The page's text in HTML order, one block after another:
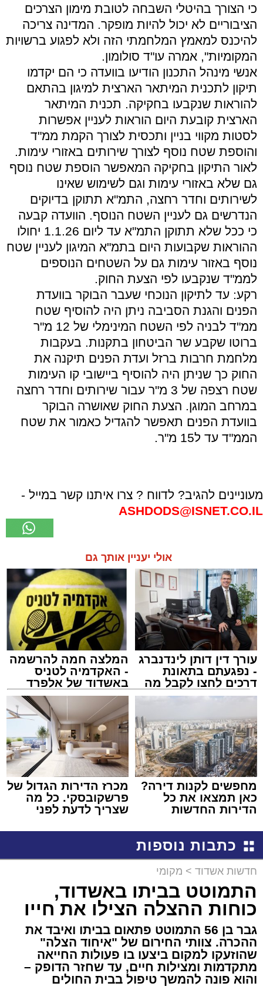
כי הצורך בהיטלי השבחה לטובת מימון הצרכים
הציבוריים לא יכול להיות מופקר. המדינה צריכה
להיכנס למאמץ המלחמתי הזה ולא לפגוע ברשויות
המקומיות", אמרה עו"ד סולומון.
אנשי מינהל התכנון הודיעו בוועדה כי הם יקדמו
תיקון לתכנית המיתאר הארצית למיגון בהתאם
להוראות שנקבעו בחקיקה. תכנית המיתאר
הארצית קובעת היום הוראות לעניין אפשרות
לסטות מקווי בניין ותכסית לצורך הקמת ממ"ד
והוספת שטח נוסף לצורך שירותים באזורי עימות.
לאור התיקון בחקיקה המאפשר הוספת שטח נוסף
גם שלא באזורי עימות וגם לשימוש שאינו
לשירותים וחדר רחצה, התמ"א תתוקן בדיוקים
הנדרשים גם לעניין השטח הנוסף. הוועדה קבעה
כי ככל שלא תתוקן התמ"א עד ליום 1.1.26 יחולו
ההוראות שקבועות היום בתמ"א המיגון לעניין שטח
נוסף באזור עימות גם על השטחים הנוספים
לממ"ד שנקבעו לפי הצעת החוק.
רקע: עד לתיקון הנוכחי שעבר הבוקר בוועדת
הפנים והגנת הסביבה ניתן היה להוסיף שטח
ממ"ד לבניה לפי השטח המינימלי של 12 מ"ר
ברוטו שקבע שר הביטחון בתקנות. בעקבות
מלחמת חרבות ברזל ועדת הפנים תיקנה את
החוק כך שניתן היה להוסיף ביישובי קו העימות
שטח רצפה של 3 מ"ר עבור שירותים וחדר רחצה
במרחב המוגן. הצעת החוק שאושרה הבוקר
בוועדת הפנים תאפשר להגדיל כאמור את שטח
הממ"ד עד ל15 מ"ר.
מעוניינים להגיב? לדווח ? צרו איתנו קשר במייל -
ASHDODS@ISNET.CO.IL
אולי יעניין אותך גם
עורך דין דותן לינדנברג
- נפגעתם בתאונת
דרכים לחצו לקבל מה
שמגיע לכם
המלצה חמה להרשמה
- האקדמיה לטניס
באשדוד של אלפרד
קריאולנסקי - לילדים
מחפשים לקנות דירה?
כאן תמצאו את כל
הדירות החדשות
מכרז הדירות הגדול של
פרשקובסקי. כל מה
שצריך לדעת לפני
באשדוד
כתבות נוספות
חדשות אשדוד > מקומי
התמוטט בביתו באשדוד,
כוחות ההצלה הצילו את חייו
גבר בן 56 התמוטט פתאום בביתו ואיבד את
ההכרה. צוותי החירום של "איחוד הצלה"
שהוזעקו למקום ביצעו בו פעולות החייאה
מתקדמות ומצילות חיים, עד שחזר הדופק –
והוא פונה להמשך טיפול בבית החולים